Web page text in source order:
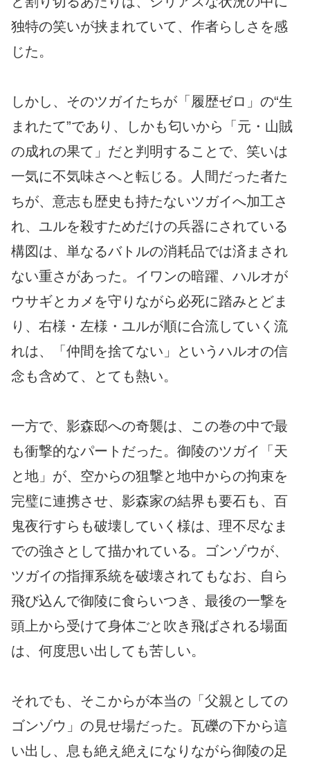
独特の笑いが挟まれていて、作者らしさを感
じた。
しかし、そのツガイたちが「履歴ゼロ」の“生
まれたて”であり、しかも匂いから「元・山賊
の成れの果て」だと判明することで、笑いは
一気に不気味さへと転じる。人間だった者た
ちが、意志も歴史も持たないツガイへ加工さ
れ、ユルを殺すためだけの兵器にされている
構図は、単なるバトルの消耗品では済まされ
ない重さがあった。イワンの暗躍、ハルオが
ウサギとカメを守りながら必死に踏みとどま
り、右様・左様・ユルが順に合流していく流
れは、「仲間を捨てない」というハルオの信
念も含めて、とても熱い。
一方で、影森邸への奇襲は、この巻の中で最
も衝撃的なパートだった。御陵のツガイ「天
と地」が、空からの狙撃と地中からの拘束を
完璧に連携させ、影森家の結界も要石も、百
鬼夜行すらも破壊していく様は、理不尽なま
での強さとして描かれている。ゴンゾウが、
ツガイの指揮系統を破壊されてもなお、自ら
飛び込んで御陵に食らいつき、最後の一撃を
頭上から受けて身体ごと吹き飛ばされる場面
は、何度思い出しても苦しい。
それでも、そこからが本当の「父親としての
ゴンゾウ」の見せ場だった。瓦礫の下から這
い出し、息も絶え絶えになりながら御陵の足